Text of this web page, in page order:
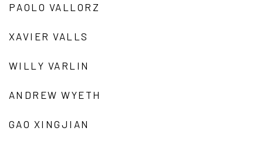
PAOLO VALLORZ
XAVIER VALLS
WILLY VARLIN
ANDREW WYETH
GAO XINGJIAN